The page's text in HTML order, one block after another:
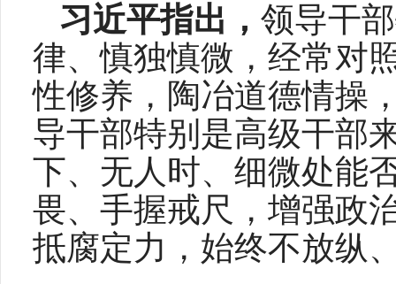
习近平指出， 领导干
律、慎独慎微，经常对
性修养，陶冶道德情操
导干部特别是高级干部
下、无人时、细微处能
畏、手握戒尺，增强政
抵腐定力，始终不放纵